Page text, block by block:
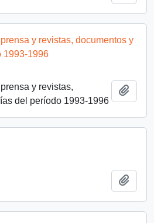
y revistas, documentos y
1993-1996
y revistas,
del período 1993-1996